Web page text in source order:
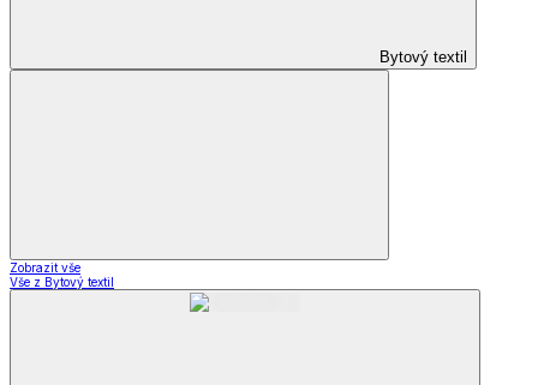
Bytový textil
Zobrazit vše
Vše z Bytový textil